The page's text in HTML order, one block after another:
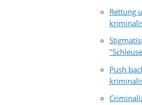
Rettung
Push